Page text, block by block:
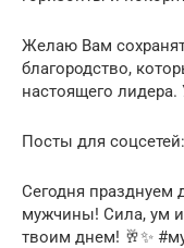
Желаю Вам
благородство,
настоящего
Посты для соцсетей:
Сегодня празднуем
мужчины! Сила, ум
твоим днем! 🥂✨